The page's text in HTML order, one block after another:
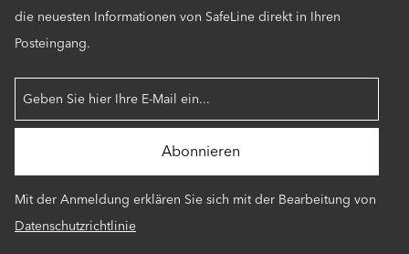
die neuesten Informationen von SafeLine direkt in Ihren
Posteingang.
Mit der Anmeldung erklären Sie sich mit der Bearbeitung von
Datenschutzrichtlinie